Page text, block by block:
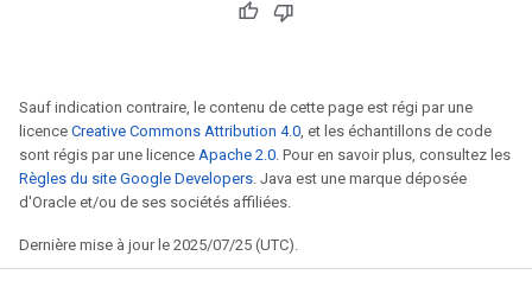
Sauf indication contraire, le contenu de cette page est régi par une
licence Creative Commons Attribution 4.0 , et les échantillons de code
sont régis par une licence Apache 2.0 . Pour en savoir plus, consultez les
Règles du site Google Developers . Java est une marque déposée
d'Oracle et/ou de ses sociétés affiliées.
Dernière mise à jour le 2025/07/25 (UTC).